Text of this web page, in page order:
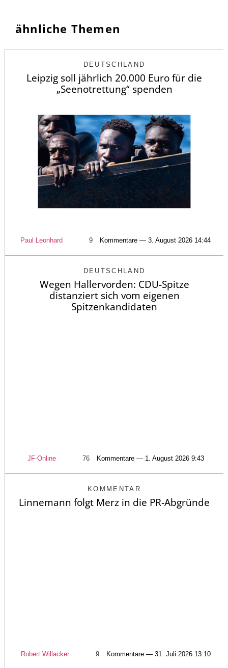
ähnliche Themen
DEUTSCHLAND
Leipzig soll jährlich 20.000 Euro für die
„Seenotrettung“ spenden
Paul Leonhard 9 Kommentare — 3. August 2026 14:44
DEUTSCHLAND
Wegen Hallervorden: CDU-Spitze
distanziert sich vom eigenen
Spitzenkandidaten
JF-Online 76 Kommentare — 1. August 2026 9:43
KOMMENTAR
Linnemann folgt Merz in die PR-Abgründe
Robert Willacker 9 Kommentare — 31. Juli 2026 13:10